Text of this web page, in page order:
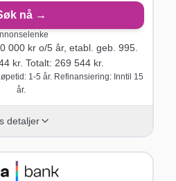
nå →
000kr o/5år, etabl. geb. 995.
kr. Totalt: 269 544 kr.
1-5 år. Refinansiering: Inntil 15
år.
detaljer